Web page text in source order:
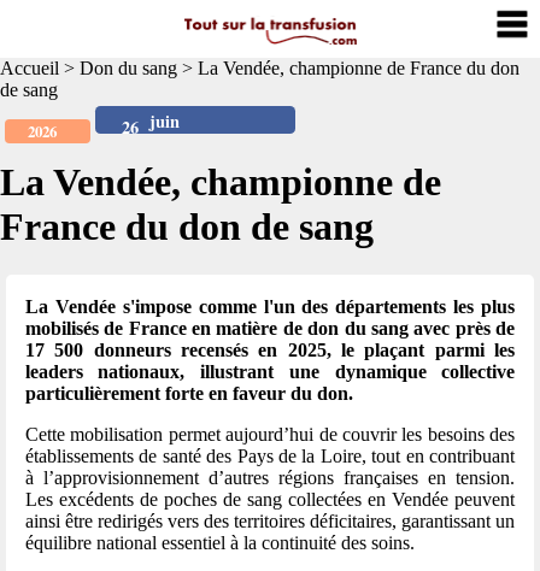
Accueil > Don du sang > La Vendée, championne de France du don
de sang
juin
26
2026
La Vendée, championne de
France du don de sang
La Vendée s'impose comme l'un des départements les plus
mobilisés de France en matière de don du sang avec près de
17 500 donneurs recensés en 2025, le plaçant parmi les
leaders nationaux, illustrant une dynamique collective
particulièrement forte en faveur du don.
Cette mobilisation permet aujourd’hui de couvrir les besoins des
établissements de santé des Pays de la Loire, tout en contribuant
à l’approvisionnement d’autres régions françaises en tension.
Les excédents de poches de sang collectées en Vendée peuvent
ainsi être redirigés vers des territoires déficitaires, garantissant un
équilibre national essentiel à la continuité des soins.